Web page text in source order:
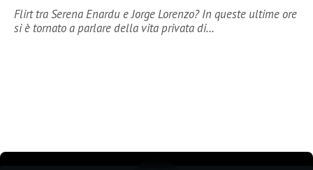
Flirt tra Serena Enardu e Jorge Lorenzo? In queste ultime ore
si è tornato a parlare della vita privata di…